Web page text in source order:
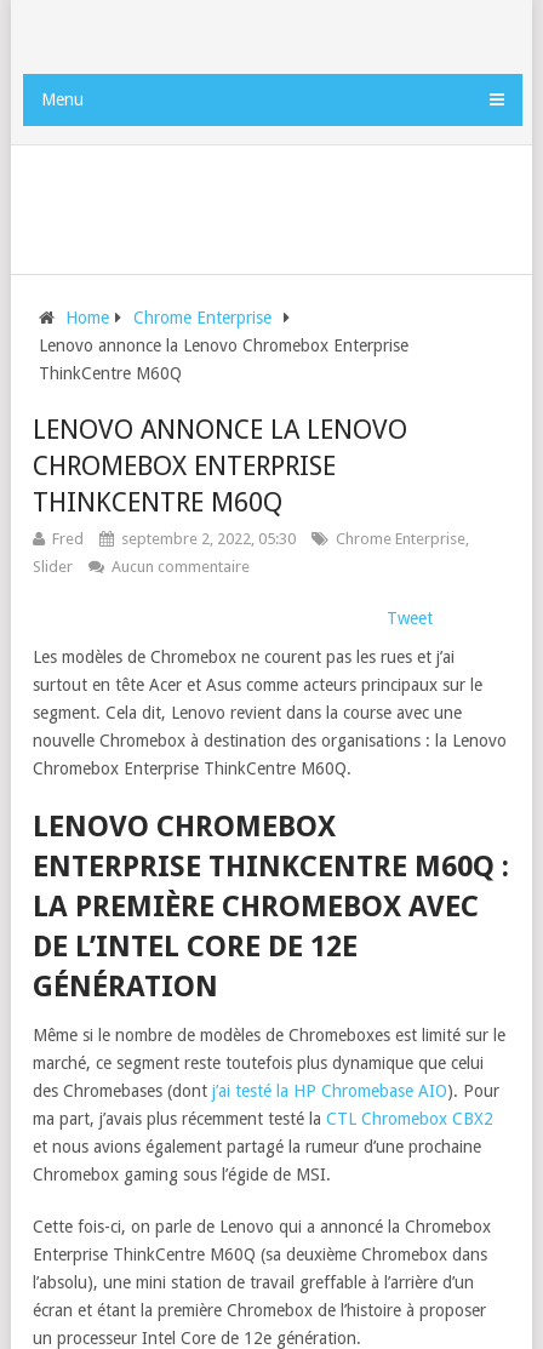
Menu
Home
Chrome Enterprise
Lenovo annonce la Lenovo Chromebox Enterprise
ThinkCentre M60Q
LENOVO ANNONCE LA LENOVO
CHROMEBOX ENTERPRISE
THINKCENTRE M60Q
Fred septembre 2, 2022, 05:30 Chrome Enterprise,
Slider
Aucun commentaire
Tweet
Les modèles de Chromebox ne courent pas les rues et j’ai
surtout en tête Acer et Asus comme acteurs principaux sur le
segment. Cela dit, Lenovo revient dans la course avec une
nouvelle Chromebox à destination des organisations : la Lenovo
Chromebox Enterprise ThinkCentre M60Q.
LENOVO CHROMEBOX
ENTERPRISE THINKCENTRE M60Q :
LA PREMIÈRE CHROMEBOX AVEC
DE L’INTEL CORE DE 12E
GÉNÉRATION
Même si le nombre de modèles de Chromeboxes est limité sur le
marché, ce segment reste toutefois plus dynamique que celui
des Chromebases (dont j’ai testé la HP Chromebase AIO). Pour
ma part, j’avais plus récemment testé la CTL Chromebox CBX2
et nous avions également partagé la rumeur d’une prochaine
Chromebox gaming sous l’égide de MSI.
Cette fois-ci, on parle de Lenovo qui a annoncé la Chromebox
Enterprise ThinkCentre M60Q (sa deuxième Chromebox dans
l’absolu), une mini station de travail greffable à l’arrière d’un
écran et étant la première Chromebox de l’histoire à proposer
un processeur Intel Core de 12e génération.